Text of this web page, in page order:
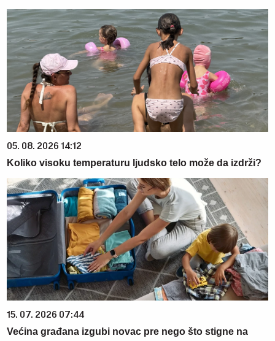
05. 08. 2026 14:12
Koliko visoku temperaturu ljudsko telo može da izdrži?
15. 07. 2026 07:44
Većina građana izgubi novac pre nego što stigne na